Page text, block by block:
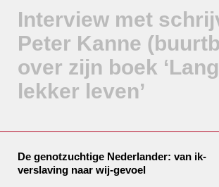
Interview met
Peter Kanne
over zijn boek
lekker leven’
De genotzuchtige Nederlander: van ik-
verslaving naar wij-gevoel